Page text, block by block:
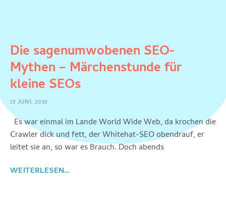
Die sagenumwobenen SEO-
Mythen – Märchenstunde für
kleine SEOs
15 JUNI, 2010
Es war einmal im Lande World Wide Web, da krochen die
Crawler dick und fett, der Whitehat-SEO obendrauf, er
leitet sie an, so war es Brauch. Doch abends
WEITERLESEN...